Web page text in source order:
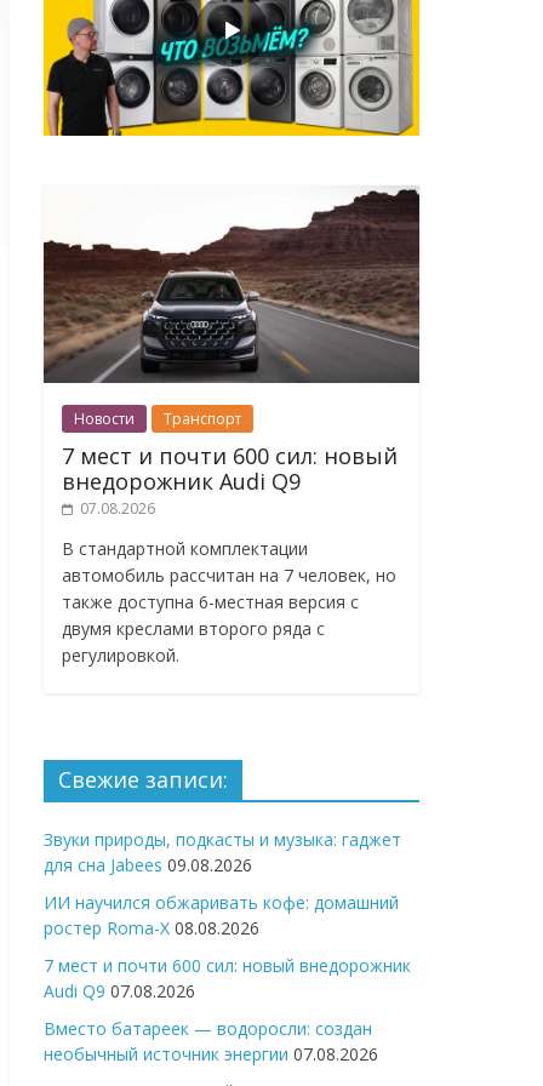
Новости Транспорт
7 мест и почти 600 сил: новый
внедорожник Audi Q9
07.08.2026
В стандартной комплектации
автомобиль рассчитан на 7 человек, но
также доступна 6-местная версия с
двумя креслами второго ряда с
регулировкой.
Свежие записи:
Звуки природы, подкасты и музыка: гаджет
для сна Jabees 09.08.2026
ИИ научился обжаривать кофе: домашний
ростер Roma-X 08.08.2026
7 мест и почти 600 сил: новый внедорожник
Audi Q9 07.08.2026
Вместо батареек — водоросли: создан
необычный источник энергии 07.08.2026